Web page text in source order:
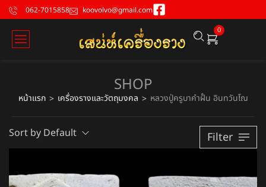
062-7015858 koovolvo@gmail.com
0
SHOP
หน้าแรก > เครื่องรางและวัตถุมงคล > หลวงปู่ครูบาคำฝั้น อินทวันโณ
Sort by Default Filter